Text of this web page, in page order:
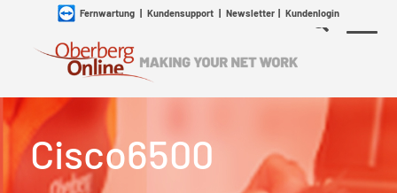
Fernwartung| Kundensupport| Newsletter| Kundenlogin
Cisco6500